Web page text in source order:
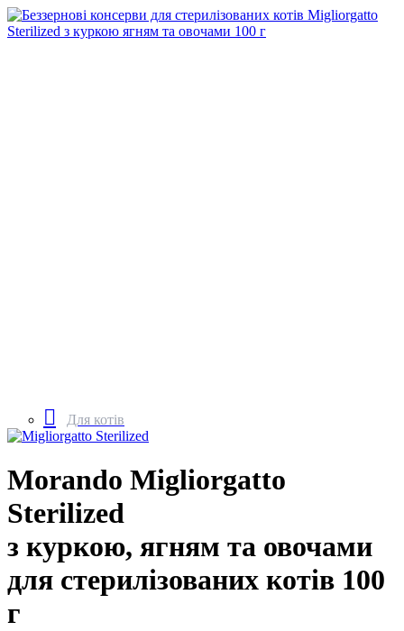
Для котів
Morando Migliorgatto
Sterilized
з куркою, ягням та овочами
для стерилізованих котів 100
г